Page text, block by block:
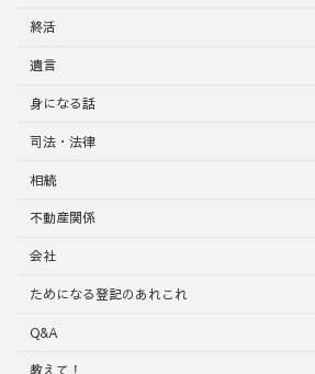
終活
遺言
身になる話
司法・法律
相続
不動産関係
会社
ためになる登記のあれこれ
Q&A
教えて！